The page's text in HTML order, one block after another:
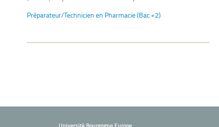
Préparateur/Technicien en Pharmacie (Bac +2)
Université Bourgogne Europe